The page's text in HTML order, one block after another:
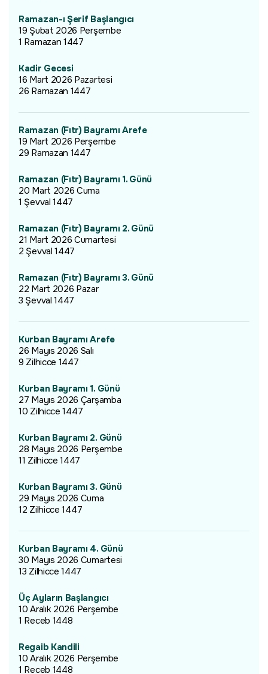
Ramazan-ı Şerif Başlangıcı
19 Şubat 2026 Perşembe
1 Ramazan 1447
Kadir Gecesi
16 Mart 2026 Pazartesi
26 Ramazan 1447
Ramazan (Fıtr) Bayramı Arefe
19 Mart 2026 Perşembe
29 Ramazan 1447
Ramazan (Fıtr) Bayramı 1. Günü
20 Mart 2026 Cuma
1 Şevval 1447
Ramazan (Fıtr) Bayramı 2. Günü
21 Mart 2026 Cumartesi
2 Şevval 1447
Ramazan (Fıtr) Bayramı 3. Günü
22 Mart 2026 Pazar
3 Şevval 1447
Kurban Bayramı Arefe
26 Mayıs 2026 Salı
9 Zilhicce 1447
Kurban Bayramı 1. Günü
27 Mayıs 2026 Çarşamba
10 Zilhicce 1447
Kurban Bayramı 2. Günü
28 Mayıs 2026 Perşembe
11 Zilhicce 1447
Kurban Bayramı 3. Günü
29 Mayıs 2026 Cuma
12 Zilhicce 1447
Kurban Bayramı 4. Günü
30 Mayıs 2026 Cumartesi
13 Zilhicce 1447
Üç Ayların Başlangıcı
10 Aralık 2026 Perşembe
1 Receb 1448
Regaib Kandili
10 Aralık 2026 Perşembe
1 Receb 1448